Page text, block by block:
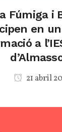
Fúmiga i
en
a
21 abril